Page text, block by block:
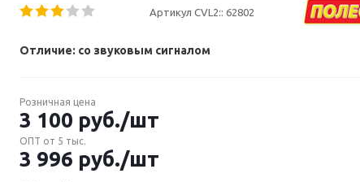
Артикул CVL2:: 62802
Отличие: со звуковым сигналом
Розничная цена
3 100 руб./шт
ОПТ от 5 тыс.
3 996 руб./шт